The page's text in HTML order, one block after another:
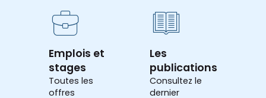
Emplois et
stages
Toutes les
offres
Les
publications
Consultez le
dernier